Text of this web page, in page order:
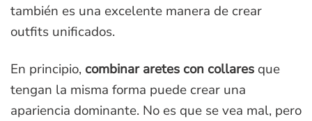
también es una excelente manera de crear
outfits unificados.
En principio, combinar aretes con collares que
tengan la misma forma puede crear una
apariencia dominante. No es que se vea mal, pero